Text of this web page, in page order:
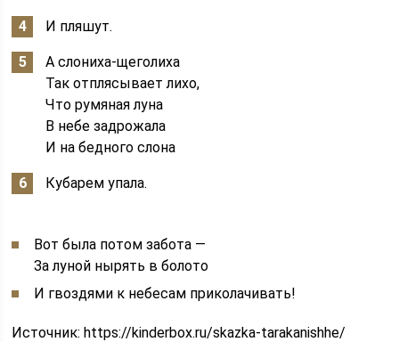
И пляшут.
А слониха-щеголиха
Так отплясывает лихо,
Что румяная луна
В небе задрожала
И на бедного слона
Кубарем упала.
Вот была потом забота —
За луной нырять в болото
И гвоздями к небесам приколачивать!
Источник:https://kinderbox.ru/skazka-tarakanishhe/